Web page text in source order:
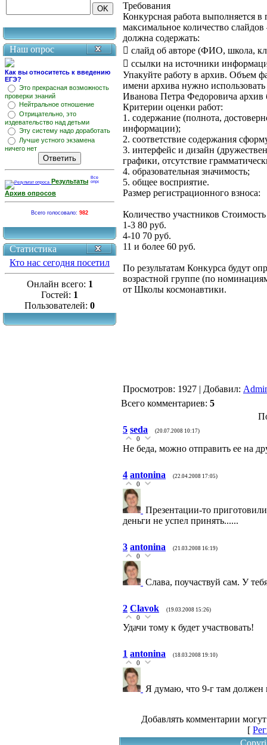
Наш опрос
Как вы относитетсь к введению
ЕГЭ?
Это прекрасная возможность
проверки знаний
Нейтральное отношение
Отрицательно, это
издевательство над детьми
Эту систему надо доработать
Лучше устного экзамена
ничего нет
Результаты
Архив опросов
Всего голосовало: 982
Статистика
Кто нас сегодня посетил
Онлайн всего: 1
Гостей: 1
Пользователей: 0
Требования
Конкурсная работа выполняется
максимальное количество
должна содержать:
 слайд об авторе (ФИО, школа,
 ссылки на источники
Упакуйте работу в архив. Объем
имени архива нужно
Иванова Петра Федоровича архив
Критерии оценки работ:
1. содержание (полнота,
информации);
2. соответствие содержания
3. интерфейс и дизайн
графики, отсутствие
4. образовательная значимость;
5. общее восприятие.
Размер регистрационного взноса:
Количество участников Стоимость
1-3 80 руб.
4-10 70 руб.
11 и более 60 руб.
По результатам Конкурса будут
возрастной группе (по
от Школы космонавтики.
Просмотров: 1927 | Добавил:
Всего комментариев: 5
5 seda (20.07.2008 10:17)
0
Не беда, можно отправить ее на
4 antonina (22.04.2008 17:05)
0
Презентации-то
деньги не успел принять......
3 antonina (21.03.2008 16:19)
0
Слава, поучаствуй сам. У
2 Clavok (19.03.2008 15:26)
0
Удачи тому к будет участвовать!
1 antonina (18.03.2008 19:10)
0
Я думаю, что 9-г там должен
Добавлять комментарии
[